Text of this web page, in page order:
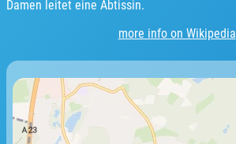
Damen leitet eine Äbtissin.
more info on Wikipedia